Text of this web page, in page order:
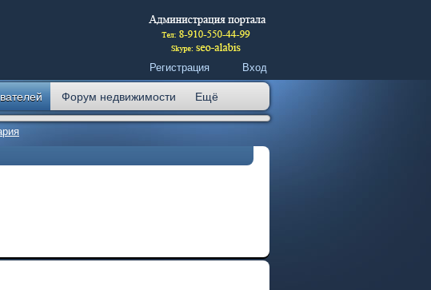
Регистрация Вход
Форум недвижимости Ещё